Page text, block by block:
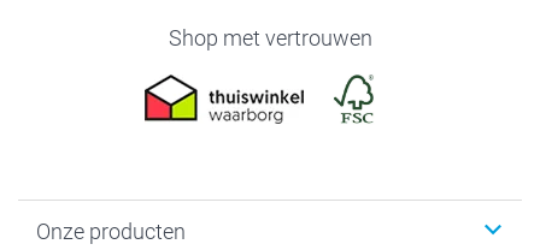
Shop met vertrouwen
Onze producten